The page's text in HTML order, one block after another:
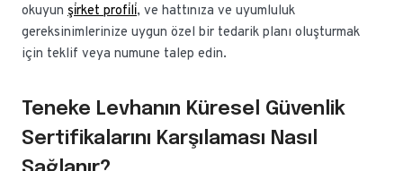
okuyun şi̇rket profi̇li̇, ve hattınıza ve uyumluluk
gereksinimlerinize uygun özel bir tedarik planı oluşturmak
için teklif veya numune talep edin.
Teneke Levhanın Küresel Güvenlik
Sertifikalarını Karşılaması Nasıl